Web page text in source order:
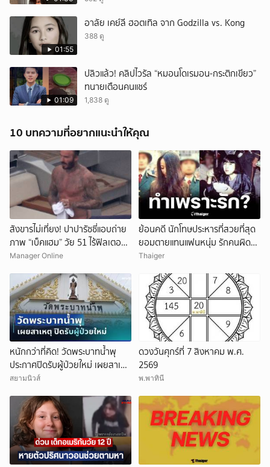
01:55
อาลัย เคย์ลี ฮอตเทิล จาก Godzilla vs. Kong
388 ดู
01:09
ปลิวแล้ว! คลิปไวรัล “หมอนโดเรมอน-กระติกเขียว”
ทนายเตือนคนแชร์
1,838 ดู
10 บทความที่อยากแนะนำให้คุณ
สังขารไม่เที่ยง! ปาปารัซซี่แอบถ่าย
ภาพ “เบ็คแฮม” วัย 51 ไร้ฟิลเตอร์
เผยให้เห็นผมบาง-ศีรษะล้าน
Manager Online
ย้อนคดี นักโทษประหารที่สวยที่สุด
ยอมตายแทนแฟนหนุ่ม รักคนผิด
ชีวิตดิ่งเหว
Thaiger
หนักกว่าที่คิด! วัดพระบาทน้ำพุ
ประกาศปิดรับผู้ป่วยใหม่ เผยสาเหตุ
สุดสะเทือนใจ
สยามนิวส์
ดวงวันศุกร์ที่ 7 สิงหาคม พ.ศ.
2569
พ.พาทินี